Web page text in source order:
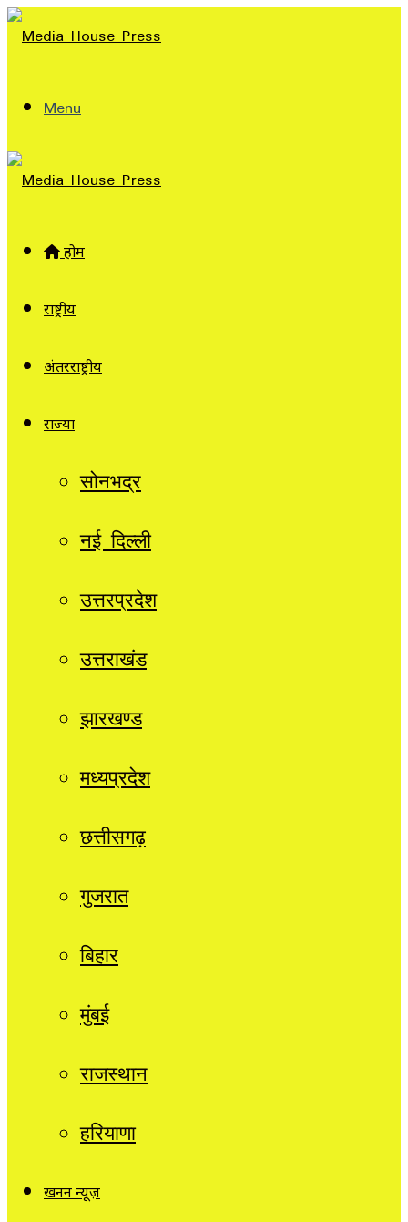
Menu
होम
राष्ट्रीय
अंतरराष्ट्रीय
राज्यों
सोनभद्र
नई दिल्ली
उत्तरप्रदेश
उत्तराखंड
झारखण्ड
मध्यप्रदेश
छत्तीसगढ़
गुजरात
बिहार
मुंबई
राजस्थान
हरियाणा
खनन न्यूज़